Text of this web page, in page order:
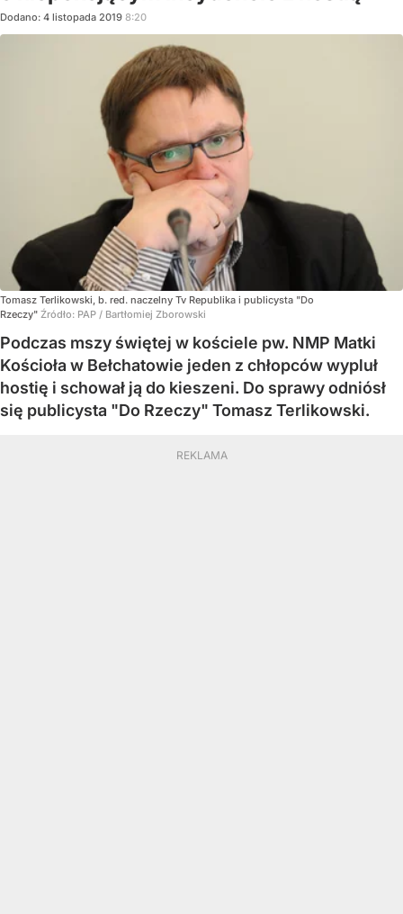
Dodano: 4 listopada 2019 8:20
Tomasz Terlikowski, b. red. naczelny Tv Republika i publicysta "Do
Rzeczy" Źródło: PAP / Bartłomiej Zborowski
Podczas mszy świętej w kościele pw. NMP Matki
Kościoła w Bełchatowie jeden z chłopców wypluł
hostię i schował ją do kieszeni. Do sprawy odniósł
się publicysta "Do Rzeczy" Tomasz Terlikowski.